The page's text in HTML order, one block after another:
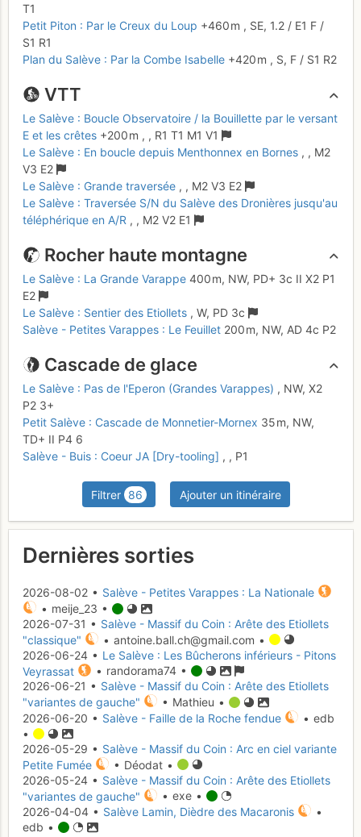
T1
Petit Piton : Par le Creux du Loup +460 m , SE, 1.2 / E1 F /
S1 R1
Plan du Salève : Par la Combe Isabelle +420 m , S, F / S1 R2
VTT
Le Salève : Boucle Observatoire / la Bouillette par le versant
E et les crêtes +200 m , , R1 T1 M1 V1
Le Salève : En boucle depuis Menthonnex en Bornes , , M2
V3 E2
Le Salève : Grande traversée , , M2 V3 E2
Le Salève : Traversée S/N du Salève des Dronières jusqu'au
téléphérique en A/R , , M2 V2 E1
Rocher haute montagne
Le Salève : La Grande Varappe 400 m, NW, PD+ 3c II X2 P1
E2
Le Salève : Sentier des Etiollets , W, PD 3c
Salève - Petites Varappes : Le Feuillet 200 m, NW, AD 4c P2
Cascade de glace
Le Salève : Pas de l'Eperon (Grandes Varappes) , NW, X2
P2 3+
Petit Salève : Cascade de Monnetier-Mornex 35 m, NW,
TD+ II P4 6
Salève - Buis : Coeur JA [Dry-tooling] , , P1
Filtrer 86 Ajouter un itinéraire
Dernières sorties
2026-08-02 • Salève - Petites Varappes : La Nationale
• meije_23 •
2026-07-31 • Salève - Massif du Coin : Arête des Etiollets
"classique"
• antoine.ball.ch@gmail.com •
2026-06-24 • Le Salève : Les Bûcherons inférieurs - Pitons
Veyrassat
• randorama74 •
2026-06-21 • Salève - Massif du Coin : Arête des Etiollets
"variantes de gauche"
• Mathieu •
2026-06-20 • Salève - Faille de la Roche fendue
• edb
•
2026-05-29 • Salève - Massif du Coin : Arc en ciel variante
Petite Fumée
• Déodat •
2026-05-24 • Salève - Massif du Coin : Arête des Etiollets
"variantes de gauche"
• exe •
2026-04-04 • Salève Lamin, Dièdre des Macaronis
•
edb •